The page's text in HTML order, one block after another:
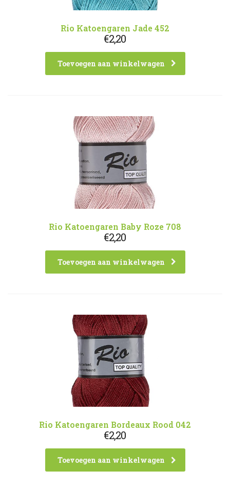
Rio Katoengaren Jade 452
€2,20
Toevoegen aan winkelwagen
Rio Katoengaren Baby Roze 708
€2,20
Toevoegen aan winkelwagen
Rio Katoengaren Bordeaux Rood 042
€2,20
Toevoegen aan winkelwagen